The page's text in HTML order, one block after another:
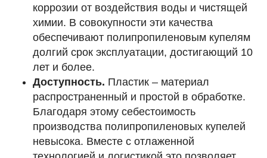
коррозии от воздействия воды и чистящей
химии. В совокупности эти качества
обеспечивают полипропиленовым купелям
долгий срок эксплуатации, достигающий 10
лет и более.
Доступность. Пластик – материал
распространенный и простой в обработке.
Благодаря этому себестоимость
производства полипропиленовых купелей
невысока. Вместе с отлаженной